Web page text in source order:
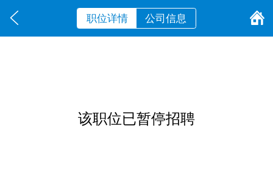
职位详情 公司信息
该职位已暂停招聘